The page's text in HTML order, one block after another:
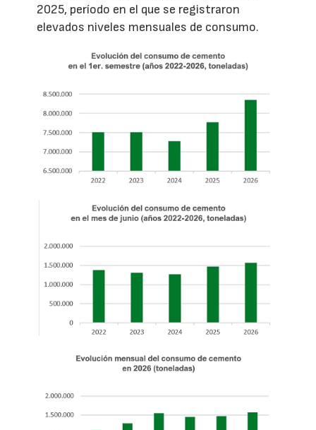
2025, período en el que se registraron
elevados niveles mensuales de consumo.